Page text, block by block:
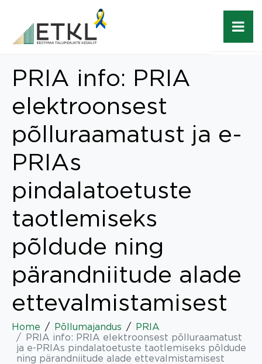
PRIA info: PRIA
elektroonsest
põlluraamatust ja e-
PRIAs
pindalatoetuste
taotlemiseks
põldude ning
pärandniitude alade
ettevalmistamisest
Home Põllumajandus
PRIA
PRIA info: PRIA elektroonsest põlluraamatust
ja e-PRIAs pindalatoetuste taotlemiseks põldude
ning pärandniitude alade ettevalmistamisest